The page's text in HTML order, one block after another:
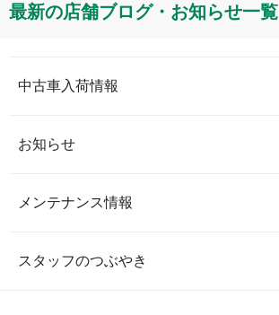
最新の店舗ブログ・お知らせ一覧
中古車入荷情報
お知らせ
メンテナンス情報
スタッフのつぶやき